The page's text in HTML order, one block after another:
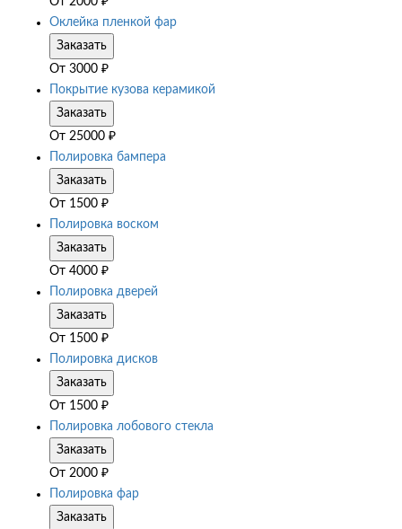
Оклейка пленкой фар
Заказать
От 3000 ₽
Покрытие кузова керамикой
Заказать
От 25000 ₽
Полировка бампера
Заказать
От 1500 ₽
Полировка воском
Заказать
От 4000 ₽
Полировка дверей
Заказать
От 1500 ₽
Полировка дисков
Заказать
От 1500 ₽
Полировка лобового стекла
Заказать
От 2000 ₽
Полировка фар
Заказать